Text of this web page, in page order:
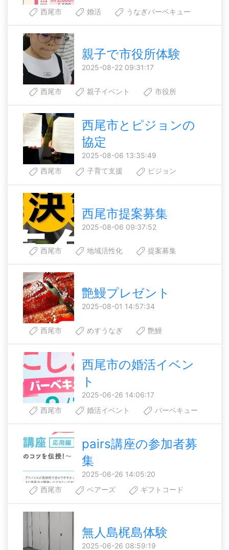
西尾市 婚活 うなぎバーベキュー
親子で市役所体験
2025-08-22 09:31:17
西尾市 親子イベント 市役所
西尾市とピジョンの
協定
2025-08-06 13:35:49
西尾市
子育て支援 ピジョン
西尾市提案募集
2025-08-06 09:37:52
西尾市 地域活性化 提案募集
艶鰻プレゼント
2025-08-01 14:57:34
西尾市 めすうなぎ 艶鰻
西尾市の婚活イベン
ト
2025-06-26 14:06:17
西尾市
婚活イベント バーベキュー
pairs講座の参加者募
集
2025-06-26 14:05:20
西尾市
ベアーズ ギフトコード
無人島梶島体験
2025-06-26 08:59:19